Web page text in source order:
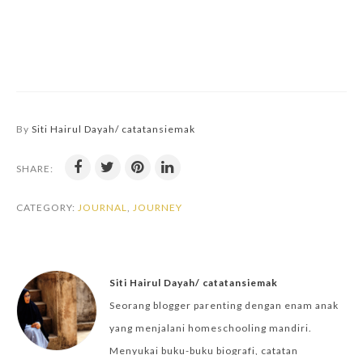
By Siti Hairul Dayah/ catatansiemak
SHARE:
CATEGORY: JOURNAL, JOURNEY
Siti Hairul Dayah/ catatansiemak
Seorang blogger parenting dengan enam anak
yang menjalani homeschooling mandiri.
Menyukai buku-buku biografi, catatan